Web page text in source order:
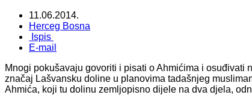
11.06.2014.
Herceg Bosna
Ispis
E-mail
Mnogi pokušavaju govoriti i pisati o Ahmićima i osuđivati
značaj Lašvansku doline u planovima tadašnjeg
Ahmića, koji tu dolinu zemljopisno dijele na dva djela,